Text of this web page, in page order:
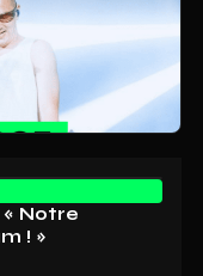
Notre
! »